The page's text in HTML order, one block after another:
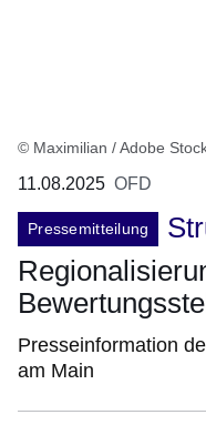
© Maximilian / Adobe
11.08.2025 OFD
Pressemitteilung
Presseinformation
am Main